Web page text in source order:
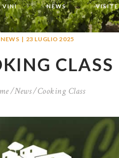
VINI NEWS VISITE
NEWS 23 LUGLIO 2025
CLASS
News Cooking Class